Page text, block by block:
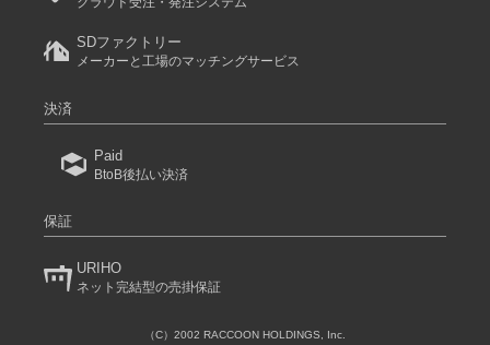
SDファクトリー
メーカーと工場のマッチングサービス
決済
Paid
BtoB後払い決済
保証
URIHO
ネット完結型の売掛保証
（C）2002 RACCOON HOLDINGS, Inc.